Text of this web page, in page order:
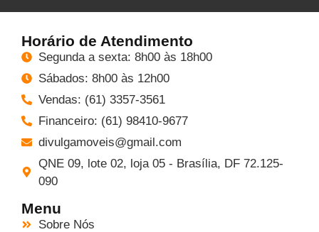
Horário de Atendimento
Segunda a sexta: 8h00 às 18h00
Sábados: 8h00 às 12h00
Vendas: (61) 3357-3561
Financeiro: (61) 98410-9677
divulgamoveis@gmail.com
QNE 09, lote 02, loja 05 - Brasília, DF 72.125-
090
Menu
Sobre Nós